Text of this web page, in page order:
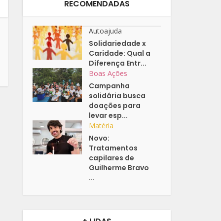
RECOMENDADAS
Autoajuda
Solidariedade x
Caridade: Qual a
Diferença Entr...
Boas Ações
Campanha
solidária busca
doações para
levar esp...
Matéria
Novo:
Tratamentos
capilares de
Guilherme Bravo
...